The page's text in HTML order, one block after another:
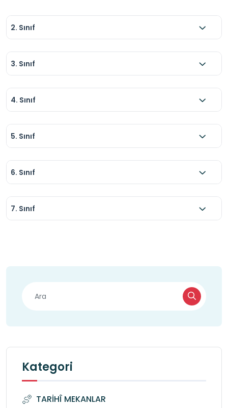
2. Sınıf
3. Sınıf
4. Sınıf
5. Sınıf
6. Sınıf
7. Sınıf
Kategori
TARİHÎ MEKANLAR